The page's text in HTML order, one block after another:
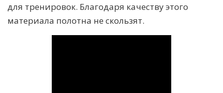
для тренировок. Благодаря качеству этого
материала полотна не скользят.